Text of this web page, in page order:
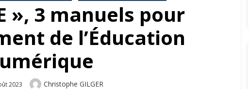
», 3 manuels pour
de l’Éducation
2023 Author
Christophe GILGER